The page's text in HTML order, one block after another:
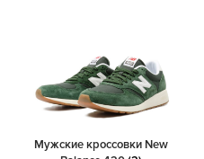
Мужские кроссовки New